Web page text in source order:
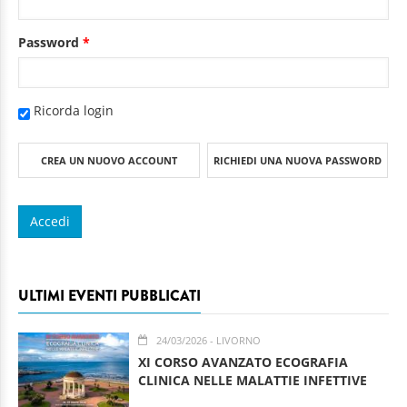
Password *
Ricorda login
CREA UN NUOVO ACCOUNT RICHIEDI UNA NUOVA PASSWORD
ULTIMI EVENTI PUBBLICATI
24/03/2026 - LIVORNO
XI CORSO AVANZATO ECOGRAFIA
CLINICA NELLE MALATTIE INFETTIVE